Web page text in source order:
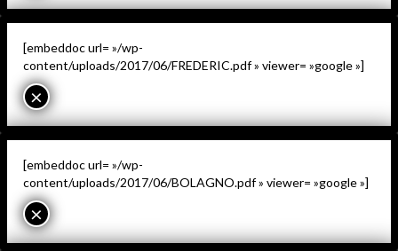
[embeddoc url= »/wp-
content/uploads/2017/06/FREDERIC.pdf » viewer= »google »]
×
[embeddoc url= »/wp-
content/uploads/2017/06/BOLAGNO.pdf » viewer= »google »]
×